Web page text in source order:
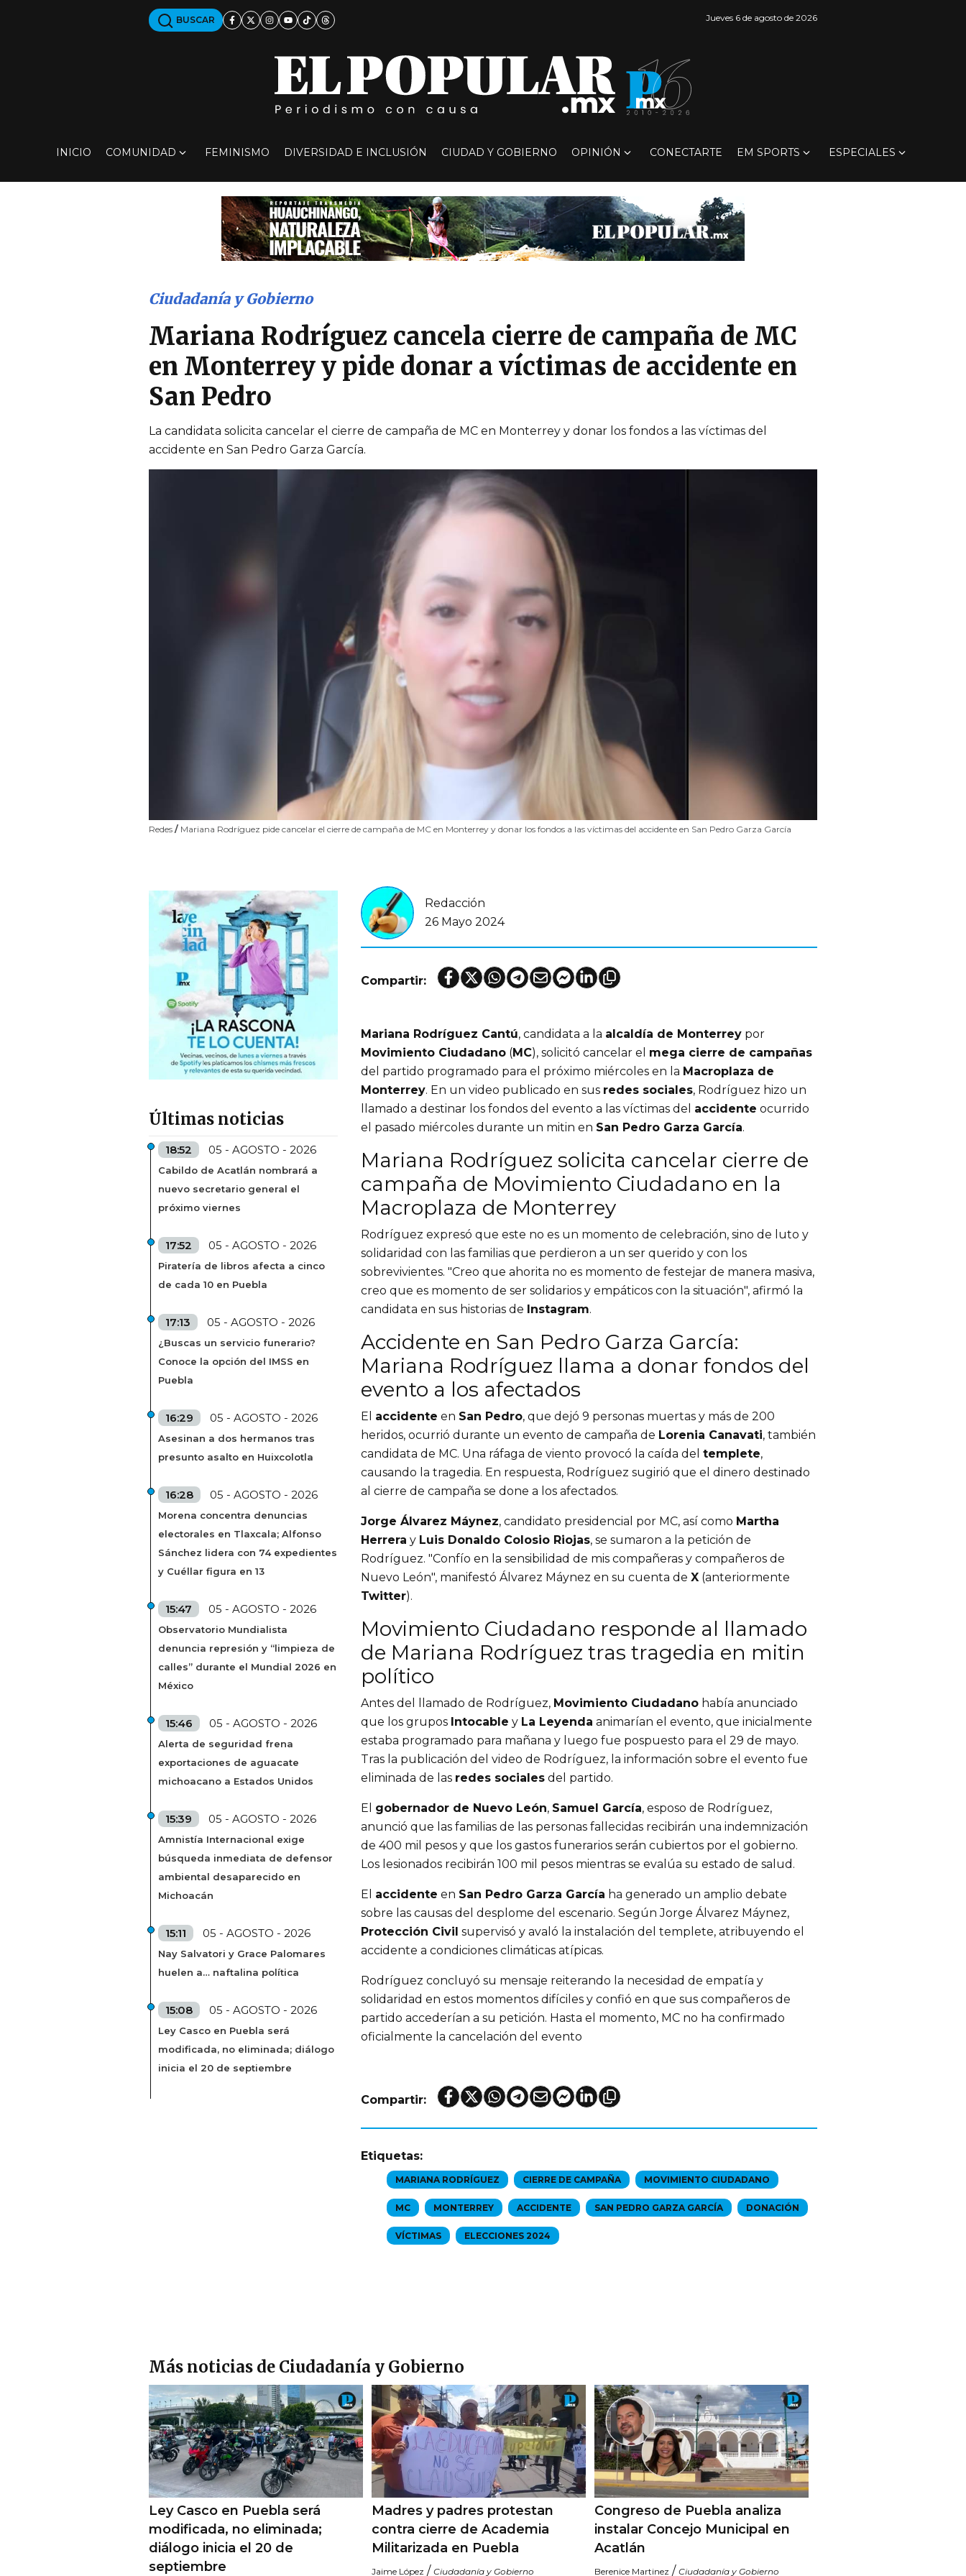
BUSCAR Jueves 6 de agosto de 2026
INICIO COMUNIDAD FEMINISMO DIVERSIDAD E INCLUSIÓN CIUDAD Y GOBIERNO OPINIÓN CONECTARTE EM SPORTS ESPECIALES
Redes / Mariana Rodríguez pide cancelar el cierre de campaña de MC en Monterrey y donar los fondos a las víctimas del accidente en San Pedro Garza García
Ciudadanía y Gobierno
Mariana Rodríguez cancela cierre de campaña de MC
en Monterrey y pide donar a víctimas de accidente en
San Pedro
La candidata solicita cancelar el cierre de campaña de MC en Monterrey y donar los fondos a las víctimas del
accidente en San Pedro Garza García.
Últimas noticias
18:52 05 - AGOSTO - 2026
Cabildo de Acatlán nombrará a
nuevo secretario general el
próximo viernes
17:52 05 - AGOSTO - 2026
Piratería de libros afecta a cinco
de cada 10 en Puebla
17:13 05 - AGOSTO - 2026
¿Buscas un servicio funerario?
Conoce la opción del IMSS en
Puebla
16:29 05 - AGOSTO - 2026
Asesinan a dos hermanos tras
presunto asalto en Huixcolotla
16:28 05 - AGOSTO - 2026
Morena concentra denuncias
electorales en Tlaxcala; Alfonso
Sánchez lidera con 74 expedientes
y Cuéllar figura en 13
15:47 05 - AGOSTO - 2026
Observatorio Mundialista
denuncia represión y “limpieza de
calles” durante el Mundial 2026 en
México
15:46 05 - AGOSTO - 2026
Alerta de seguridad frena
exportaciones de aguacate
michoacano a Estados Unidos
15:39 05 - AGOSTO - 2026
Amnistía Internacional exige
búsqueda inmediata de defensor
ambiental desaparecido en
Michoacán
15:11 05 - AGOSTO - 2026
Nay Salvatori y Grace Palomares
huelen a… naftalina política
15:08 05 - AGOSTO - 2026
Ley Casco en Puebla será
modificada, no eliminada; diálogo
inicia el 20 de septiembre
Redacción
26 Mayo 2024
Compartir:
Mariana Rodríguez Cantú, candidata a la alcaldía de Monterrey por
Movimiento Ciudadano (MC), solicitó cancelar el mega cierre de campañas
del partido programado para el próximo miércoles en la Macroplaza de
Monterrey. En un video publicado en sus redes sociales, Rodríguez hizo un
llamado a destinar los fondos del evento a las víctimas del accidente ocurrido
el pasado miércoles durante un mitin en San Pedro Garza García.
Mariana Rodríguez solicita cancelar cierre de
campaña de Movimiento Ciudadano en la
Macroplaza de Monterrey
Rodríguez expresó que este no es un momento de celebración, sino de luto y
solidaridad con las familias que perdieron a un ser querido y con los
sobrevivientes. "Creo que ahorita no es momento de festejar de manera masiva,
creo que es momento de ser solidarios y empáticos con la situación", afirmó la
candidata en sus historias de Instagram.
Accidente en San Pedro Garza García:
Mariana Rodríguez llama a donar fondos del
evento a los afectados
El accidente en San Pedro, que dejó 9 personas muertas y más de 200
heridos, ocurrió durante un evento de campaña de Lorenia Canavati, también
candidata de MC. Una ráfaga de viento provocó la caída del templete,
causando la tragedia. En respuesta, Rodríguez sugirió que el dinero destinado
al cierre de campaña se done a los afectados.
Jorge Álvarez Máynez, candidato presidencial por MC, así como Martha
Herrera y Luis Donaldo Colosio Riojas, se sumaron a la petición de
Rodríguez. "Confío en la sensibilidad de mis compañeras y compañeros de
Nuevo León", manifestó Álvarez Máynez en su cuenta de X (anteriormente
Twitter).
Movimiento Ciudadano responde al llamado
de Mariana Rodríguez tras tragedia en mitin
político
Antes del llamado de Rodríguez, Movimiento Ciudadano había anunciado
que los grupos Intocable y La Leyenda animarían el evento, que inicialmente
estaba programado para mañana y luego fue pospuesto para el 29 de mayo.
Tras la publicación del video de Rodríguez, la información sobre el evento fue
eliminada de las redes sociales del partido.
El gobernador de Nuevo León, Samuel García, esposo de Rodríguez,
anunció que las familias de las personas fallecidas recibirán una indemnización
de 400 mil pesos y que los gastos funerarios serán cubiertos por el gobierno.
Los lesionados recibirán 100 mil pesos mientras se evalúa su estado de salud.
El accidente en San Pedro Garza García ha generado un amplio debate
sobre las causas del desplome del escenario. Según Jorge Álvarez Máynez,
Protección Civil supervisó y avaló la instalación del templete, atribuyendo el
accidente a condiciones climáticas atípicas.
Rodríguez concluyó su mensaje reiterando la necesidad de empatía y
solidaridad en estos momentos difíciles y confió en que sus compañeros de
partido accederían a su petición. Hasta el momento, MC no ha confirmado
oficialmente la cancelación del evento
Compartir:
Etiquetas:
MARIANA RODRÍGUEZ CIERRE DE CAMPAÑA MOVIMIENTO CIUDADANO
MC MONTERREY ACCIDENTE SAN PEDRO GARZA GARCÍA DONACIÓN
VÍCTIMAS ELECCIONES 2024
Más noticias de Ciudadanía y Gobierno
Ley Casco en Puebla será
modificada, no eliminada;
diálogo inicia el 20 de
septiembre
Madres y padres protestan
contra cierre de Academia
Militarizada en Puebla
Jaime López / Ciudadanía y Gobierno
Congreso de Puebla analiza
instalar Concejo Municipal en
Acatlán
Berenice Martinez / Ciudadanía y Gobierno